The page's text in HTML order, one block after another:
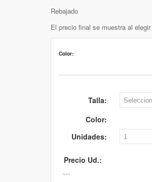
Rebajado
El precio final se muestra al
Color:
Talla:
Color:
Unidades:
Precio Ud.: